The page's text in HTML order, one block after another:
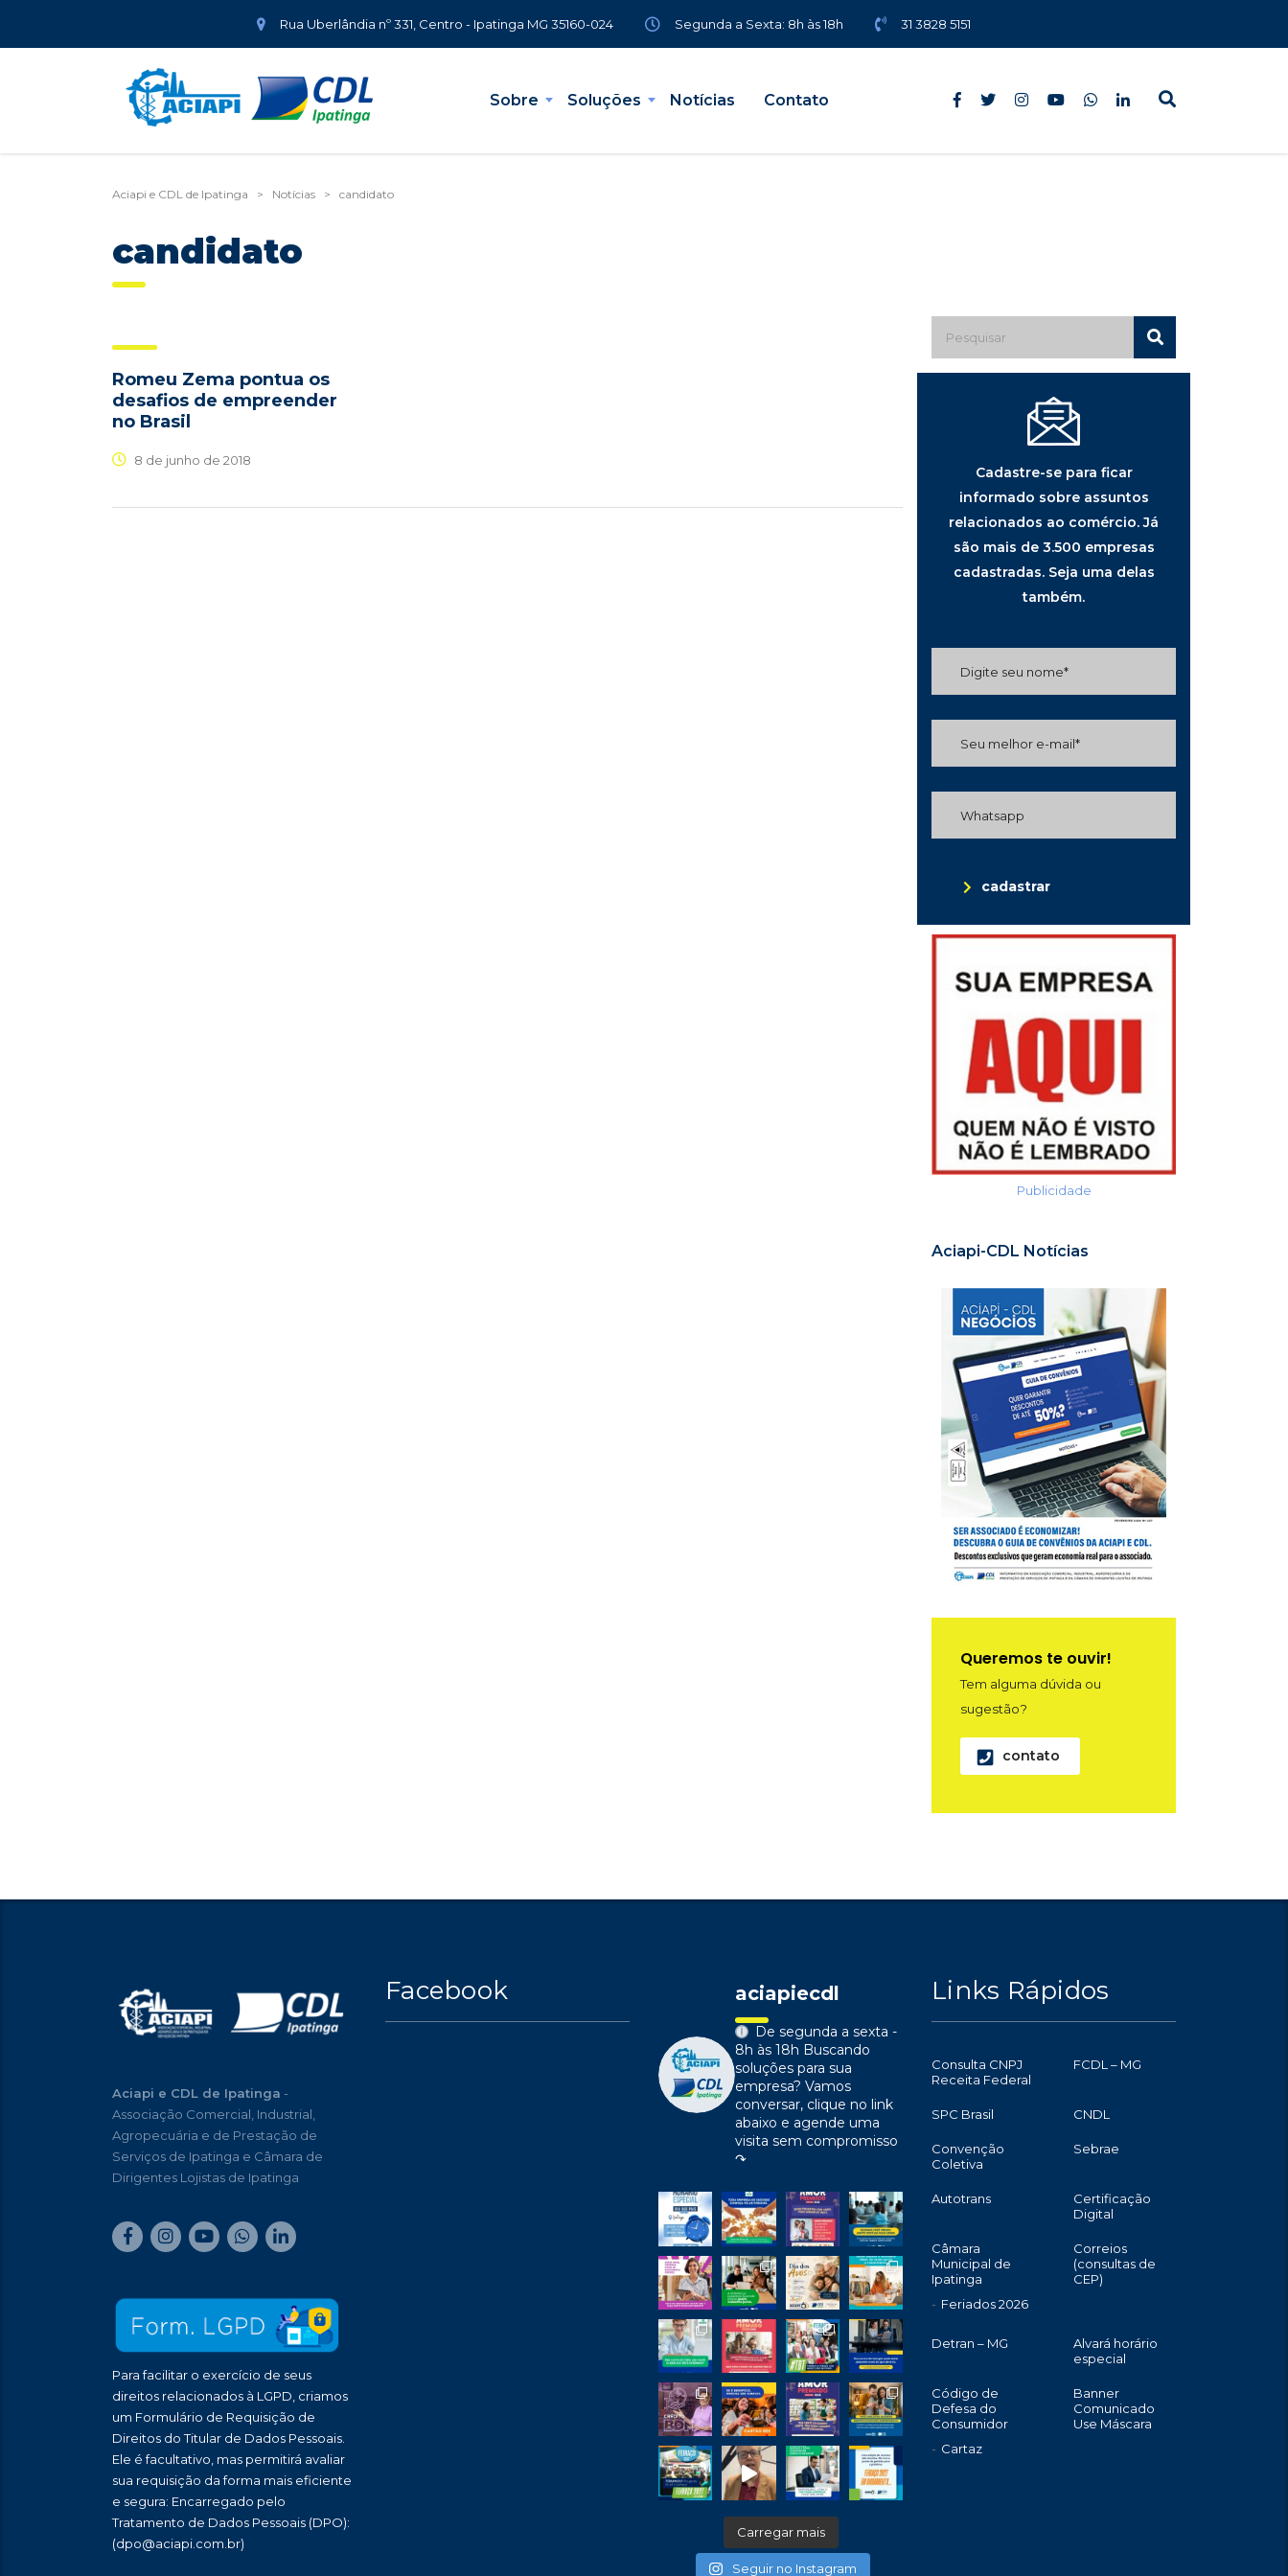
Rua Uberlândia nº 331, Centro - Ipatinga MG 35160-024 Segunda a Sexta: 8h às 18h 31 3828 5151
Sobre Soluções Notícias Contato
Aciapi e CDL de Ipatinga > Notícias > candidato
candidato
Romeu Zema pontua os
desafios de empreender
no Brasil
8 de junho de 2018
Cadastre-se para ficar
informado sobre assuntos
relacionados ao comércio. Já
são mais de 3.500 empresas
cadastradas. Seja uma delas
também.
cadastrar
Publicidade
Aciapi-CDL Notícias
Queremos te ouvir!
Tem alguma dúvida ou
sugestão?
contato
Aciapi e CDL de Ipatinga -
Associação Comercial, Industrial,
Agropecuária e de Prestação de
Serviços de Ipatinga e Câmara de
Dirigentes Lojistas de Ipatinga
Para facilitar o exercício de seus
direitos relacionados à LGPD, criamos
um Formulário de Requisição de
Direitos do Titular de Dados Pessoais.
Ele é facultativo, mas permitirá avaliar
sua requisição da forma mais eficiente
e segura: Encarregado pelo
Tratamento de Dados Pessoais (DPO):
(dpo@aciapi.com.br)
Facebook aciapiecdl
De segunda a sexta -
8h às 18h Buscando
soluções para sua
empresa? Vamos
conversar, clique no link
abaixo e agende uma
visita sem compromisso
↷
Carregar mais
Seguir no Instagram
Links Rápidos
Consulta CNPJ
Receita Federal
FCDL – MG
SPC Brasil CNDL
Convenção
Coletiva
Sebrae
Autotrans
Certificação
Digital
Câmara
Municipal de
Ipatinga
Feriados 2026
Correios
(consultas de
CEP)
Detran – MG
Alvará horário
especial
Código de
Defesa do
Consumidor
Cartaz
Banner
Comunicado
Use Máscara